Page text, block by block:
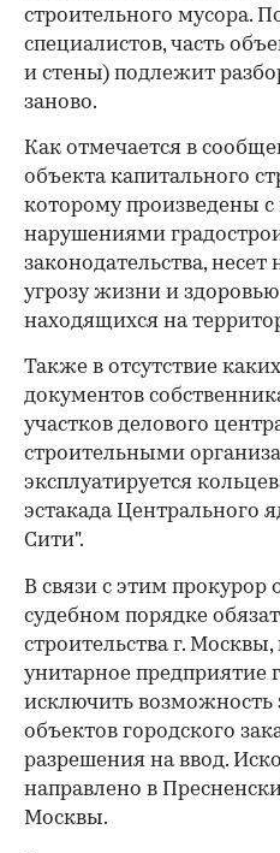
строительного мусора.
специалистов, часть
и стены) подлежит
заново.
Как отмечается в
объекта капитального
которому произведены
нарушениями
законодательства,
угрозу жизни и
находящихся на
Также в отсутствие
документов
участков делового
строительными
эксплуатируется
эстакада Центрального
Сити".
В связи с этим прокурор
судебном порядке
строительства г. Москвы,
унитарное предприятие
исключить возможность
объектов городского
разрешения на ввод.
направлено в
Москвы.